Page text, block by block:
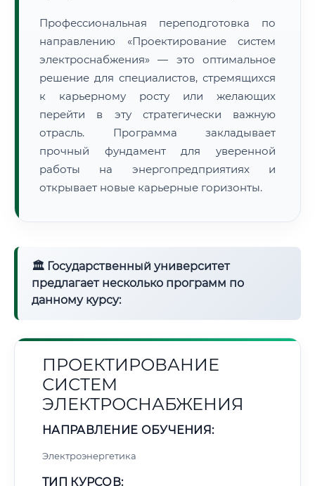
Профессиональная переподготовка по
направлению «Проектирование систем
электроснабжения» — это оптимальное
решение для специалистов, стремящихся
к карьерному росту или желающих
перейти в эту стратегически важную
отрасль. Программа закладывает
прочный фундамент для уверенной
работы на энергопредприятиях и
открывает новые карьерные горизонты.
🏛 Государственный университет
предлагает несколько программ по
данному курсу:
ПРОЕКТИРОВАНИЕ
СИСТЕМ
ЭЛЕКТРОСНАБЖЕНИЯ
НАПРАВЛЕНИЕ ОБУЧЕНИЯ:
Электроэнергетика
ТИП КУРСОВ: